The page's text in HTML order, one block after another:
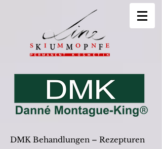
DMK Behandlungen – Rezepturen